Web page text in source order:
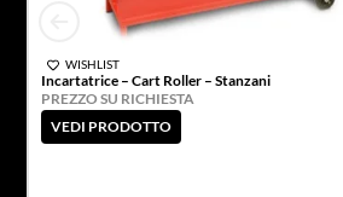
WISHLIST
Incartatrice – Cart Roller – Stanzani
PREZZO SU RICHIESTA
VEDI PRODOTTO